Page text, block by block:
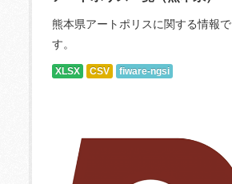
熊本県アートポリスに関する情報で
す。
XLSX CSV fiware-ngsi